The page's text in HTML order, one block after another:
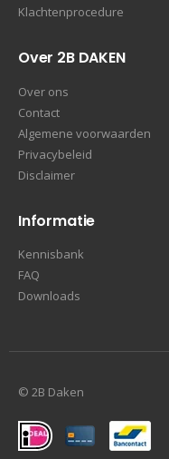
Klachtenprocedure
Over 2B DAKEN
Over ons
Contact
Algemene voorwaarden
Privacybeleid
Disclaimer
Informatie
Kennisbank
FAQ
Downloads
© 2B Daken